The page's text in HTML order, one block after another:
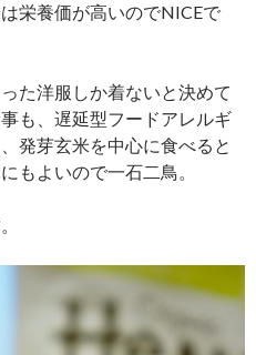
栄養価が高いのでNICEで
た洋服しか着ないと決めて
も、遅延型フードアレルギ
発芽玄米を中心に食べると
もよいので一石二鳥。